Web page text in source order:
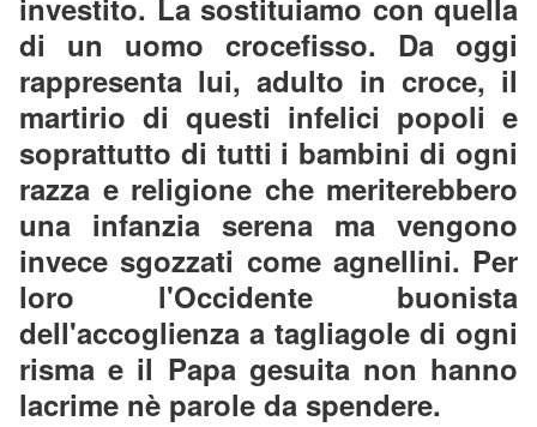
investito. La sostituiamo con quella
di un uomo crocefisso. Da oggi
rappresenta lui, adulto in croce, il
martirio di questi infelici popoli e
soprattutto di tutti i bambini di ogni
razza e religione che meriterebbero
una infanzia serena ma vengono
invece sgozzati come agnellini. Per
loro l'Occidente buonista
dell'accoglienza a tagliagole di ogni
risma e il Papa gesuita non hanno
lacrime nè parole da spendere.